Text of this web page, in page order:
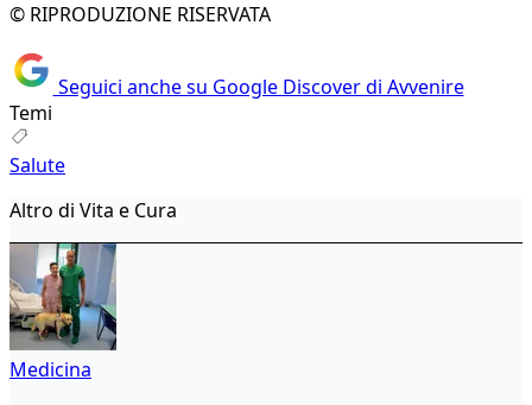
© RIPRODUZIONE RISERVATA
Seguici anche su Google Discover di Avvenire
Temi
Salute
Altro di Vita e Cura
Medicina